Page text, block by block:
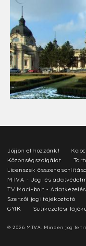
Jöjjön el hozzánk!
Közönségszolgálat
Licenszek összehasonlítása
MTVA - Jogi és
TV Maci-bolt -
Szerzői jogi tájékoztató
GYIK
Sütikezelési
© 2026 MTVA. Minden jog